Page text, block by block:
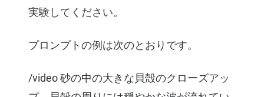
実験してください。
プロンプトの例は次のとおりです。
/video 砂の中の大きな貝殻のクローズアッ